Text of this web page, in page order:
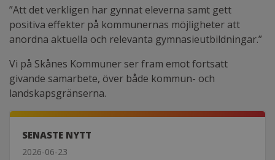
”Att det verkligen har gynnat eleverna samt gett
positiva effekter på kommunernas möjligheter att
anordna aktuella och relevanta gymnasieutbildningar.”
Vi på Skånes Kommuner ser fram emot fortsatt
givande samarbete, över både kommun- och
landskapsgränserna.
SENASTE NYTT
2026-06-23